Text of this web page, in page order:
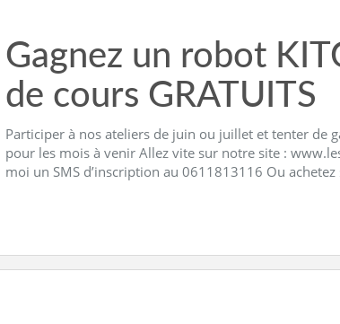
Gagnez un robot
de cours GRATUITS
Participer à nos ateliers de juin ou juillet et tenter de
pour les mois à venir Allez vite sur notre site :
moi un SMS d’inscription au 0611813116 Ou